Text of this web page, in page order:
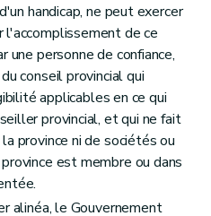
handicap, ne peut exercer
l'accomplissement de ce
une personne de confiance,
conseil provincial qui
applicables en ce qui
provincial, et qui ne fait
province ni de sociétés ou
est membre ou dans
alinéa, le Gouvernement